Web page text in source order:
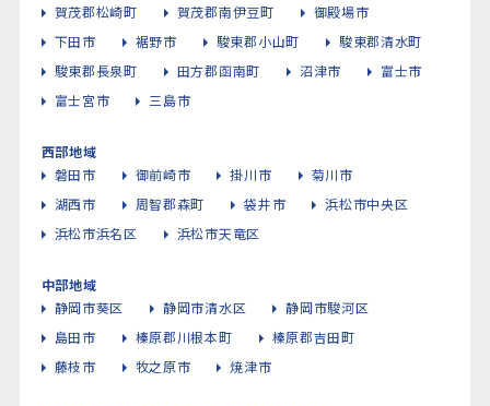
賀茂郡松崎町
賀茂郡南伊豆町
御殿場市
下田市
裾野市 駿東郡小山町
駿東郡清水町
駿東郡長泉町
田方郡函南町 沼津市
富士市
富士宮市
三島市
西部地域
磐田市
御前崎市 掛川市
菊川市
湖西市
周智郡森町 袋井市
浜松市中央区
浜松市浜名区
浜松市天竜区
中部地域
静岡市葵区
静岡市清水区
静岡市駿河区
島田市
榛原郡川根本町
榛原郡吉田町
藤枝市
牧之原市 焼津市